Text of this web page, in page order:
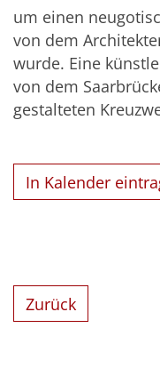
um einen
von dem
wurde. Eine
von dem
gestalteten
In Kalender
Zurück